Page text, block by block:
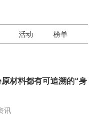
活动 榜单
材料都有可追溯的“身
讯